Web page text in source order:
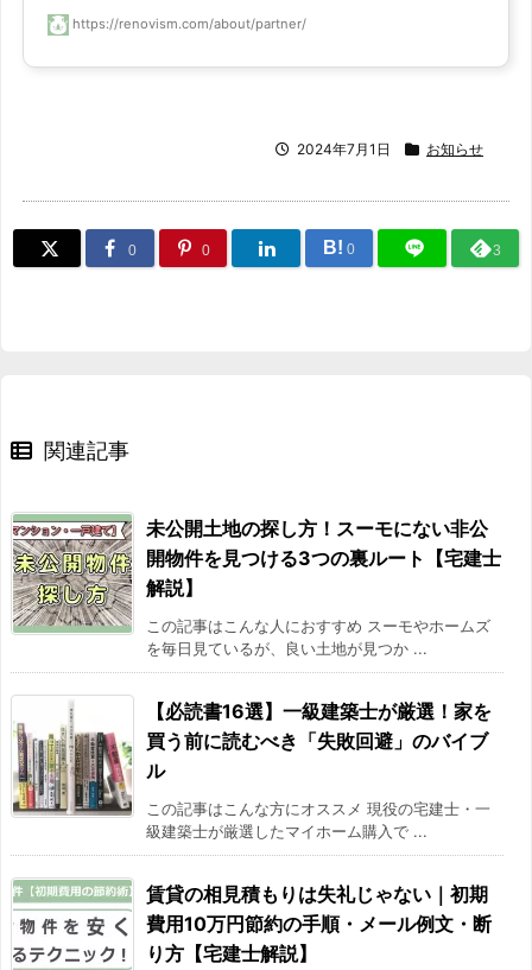
https://renovism.com/about/partner/
2024年7月1日 お知らせ
0 0 B! 0 3
関連記事
未公開土地の探し方！スーモにない非公
開物件を見つける3つの裏ルート【宅建士
解説】
この記事はこんな人におすすめ スーモやホームズ
を毎日見ているが、良い土地が見つか ...
【必読書16選】一級建築士が厳選！家を
買う前に読むべき「失敗回避」のバイブ
ル
この記事はこんな方にオススメ 現役の宅建士・一
級建築士が厳選したマイホーム購入で ...
賃貸の相見積もりは失礼じゃない｜初期
費用10万円節約の手順・メール例文・断
り方【宅建士解説】